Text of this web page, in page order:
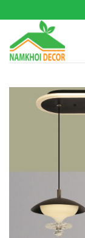
to
content